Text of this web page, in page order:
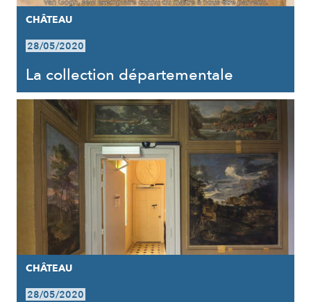
CHÂTEAU
28/05/2020
La collection départementale
CHÂTEAU
28/05/2020